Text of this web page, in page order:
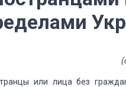
или лица без